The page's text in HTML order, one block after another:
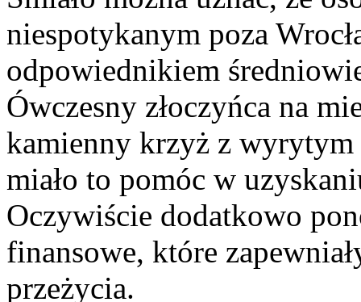
niespotykanym poza
odpowiednikiem
Ówczesny złoczyńca na
kamienny krzyż z
miało to pomóc w
Oczywiście dodatkowo
finansowe, które
przeżycia.